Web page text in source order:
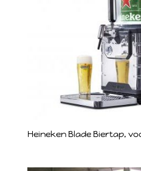
Heineken Blade Biertap,